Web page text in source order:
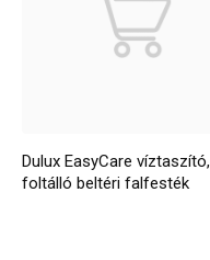
Dulux EasyCare víztaszító,
foltálló beltéri falfesték